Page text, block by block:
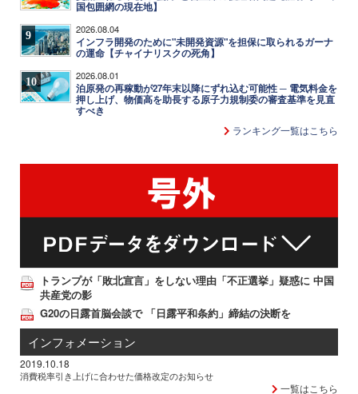
国包囲網の現在地】
9 2026.08.04
インフラ開発のために"未開発資源"を担保に取られるガーナ
の運命【チャイナリスクの死角】
10 2026.08.01
泊原発の再稼動が27年末以降にずれ込む可能性 ─ 電気料金を
押し上げ、物価高を助長する原子力規制委の審査基準を見直
すべき
ランキング一覧はこちら
トランプが「敗北宣言」をしない理由「不正選挙」疑惑に 中国
共産党の影
G20の日露首脳会談で 「日露平和条約」締結の決断を
インフォメーション
2019.10.18
消費税率引き上げに合わせた価格改定のお知らせ
一覧はこちら